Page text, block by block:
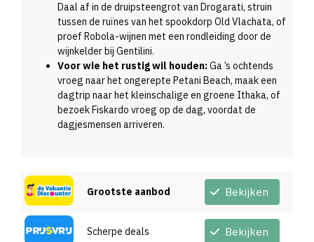
Daal af in de druipsteengrot van Drogarati, struin
tussen de ruïnes van het spookdorp Old Vlachata, of
proef Robola-wijnen met een rondleiding door de
wijnkelder bij Gentilini.
Voor wie het rustig wil houden:Ga ’s ochtends
vroeg naar het ongerepte Petani Beach, maak een
dagtrip naar het kleinschalige en groene Ithaka, of
bezoek Fiskardo vroeg op de dag, voordat de
dagjesmensen arriveren.
Grootste aanbod Bekijken
Scherpe deals Bekijken